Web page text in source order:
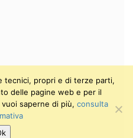
tecnici, propri e di terze parti,
delle pagine web e per il
saperne di più, consulta